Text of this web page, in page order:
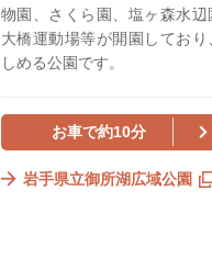
物園、さくら園、塩ヶ森水
大橋運動場等が開園してお
しめる公園です。
お車で約10分
岩手県立御所湖広域公園